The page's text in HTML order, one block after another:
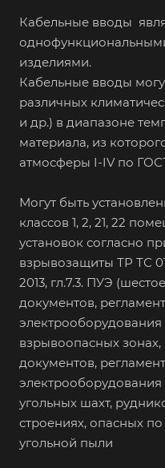
Кабельные вводы
изделиями.
Кабельные вводы
различных
и др.) в диапазоне
материала, из
атмосферы I-IV по ГОСТ
Могут быть
классов 1, 2, 21, 22
установок согласно
взрывозащиты ТР ТС
2013, гл.7.3. ПУЭ
документов,
взрывоопасных
документов,
угольных шахт,
строениях, опасных
угольной пыли